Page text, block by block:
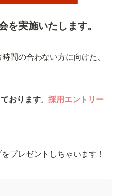
実施いたします。
間の合わない方に向けた、
おります。 採用エントリー
プレゼントしちゃいます！